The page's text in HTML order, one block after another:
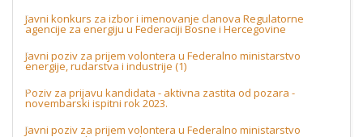
Javni konkurs za izbor i imenovanje clanova Regulatorne
agencije za energiju u Federaciji Bosne i Hercegovine
Javni poziv za prijem volontera u Federalno ministarstvo
energije, rudarstva i industrije (1)
Poziv za prijavu kandidata - aktivna zastita od pozara -
novembarski ispitni rok 2023.
Javni poziv za prijem volontera u Federalno ministarstvo